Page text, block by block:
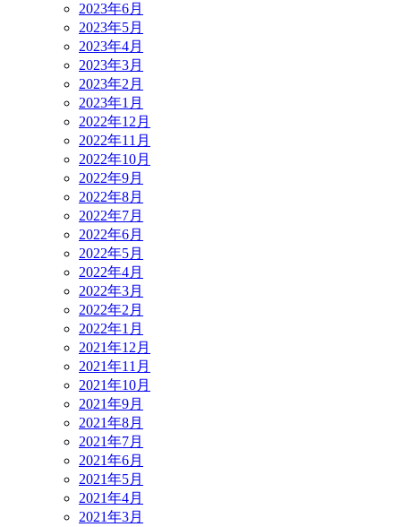
2023年6月
2023年5月
2023年4月
2023年3月
2023年2月
2023年1月
2022年12月
2022年11月
2022年10月
2022年9月
2022年8月
2022年7月
2022年6月
2022年5月
2022年4月
2022年3月
2022年2月
2022年1月
2021年12月
2021年11月
2021年10月
2021年9月
2021年8月
2021年7月
2021年6月
2021年5月
2021年4月
2021年3月